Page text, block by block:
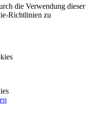
die Verwendung dieser
Richtlinien zu